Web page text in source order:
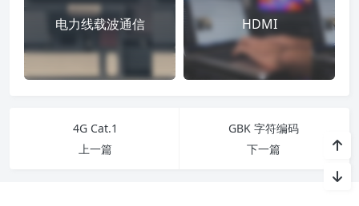
电力线载波通信 HDMI
4G Cat.1
上一篇
GBK 字符编码
下一篇